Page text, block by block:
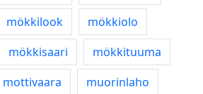
mökkilook
mökkiolo
mökkisaari
mökkituuma
mottivaara
muorinlaho